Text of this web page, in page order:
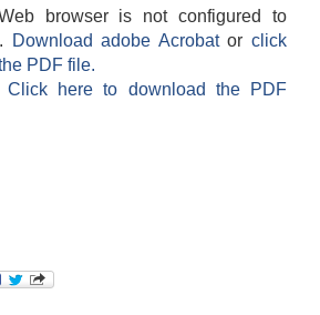
browser is not configured to
Download adobe Acrobatorclick
PDF file.
Click here to download the PDF